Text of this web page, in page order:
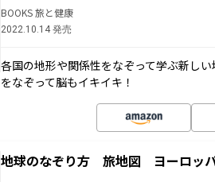
BOOKS 旅と健康
2022.10.14 発売
各国の地形や関係性をなぞって学ぶ新し
をなぞって脳もイキイキ！
地球のなぞり方 旅地図 ヨーロッ